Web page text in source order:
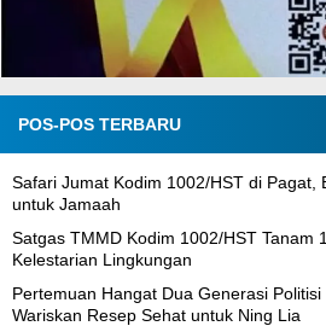
POS-POS TERBARU
Safari Jumat Kodim 1002/HST di Pagat,
untuk Jamaah
Satgas TMMD Kodim 1002/HST Tanam
Kelestarian Lingkungan
Pertemuan Hangat Dua Generasi
Wariskan Resep Sehat untuk Ning Lia